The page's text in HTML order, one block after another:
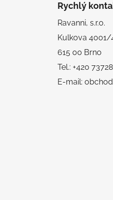
Rychlý
Ravanni, s.r.o.
Kulkova 4001/
615 00 Brno
Tel.: +420
E-mail: